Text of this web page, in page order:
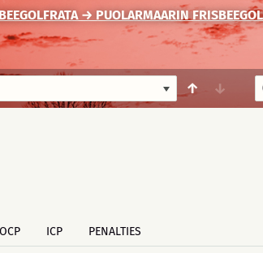
→ PUOLARMAARIN
↑ ↓
OCP ICP PENALTIES